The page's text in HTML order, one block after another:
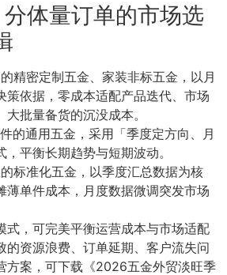
体量订单的市场选
精密定制五金、家装非标五金，以月
策依据，零成本适配产品迭代、市场
批量备货的沉没成本。
的通用五金，采用「季度定方向、月
平衡长期趋势与短期波动。
标准化五金，以季度汇总数据为核
薄单件成本，月度数据微调突发市场
式，可完美平衡运营成本与市场适配
的资源浪费、订单延期、客户流失问
方案，可下载《2026五金外贸淡旺季